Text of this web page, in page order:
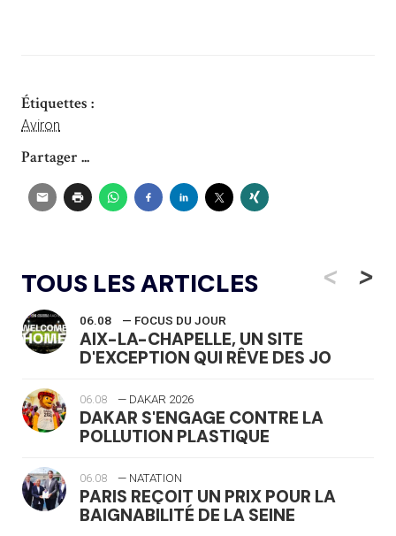
Étiquettes :
Aviron
Partager ...
TOUS LES ARTICLES <
06.08 — FOCUS DU JOUR
AIX-LA-CHAPELLE, UN SITE
D'EXCEPTION QUI RÊVE DES JO
06.08 — DAKAR 2026
DAKAR S'ENGAGE CONTRE LA
POLLUTION PLASTIQUE
06.08 — NATATION
PARIS REÇOIT UN PRIX POUR LA
BAIGNABILITÉ DE LA SEINE
>